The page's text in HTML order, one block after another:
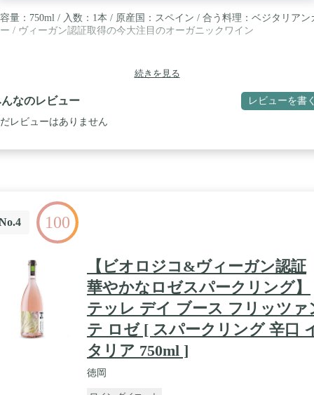
量：750ml / 入数：1本 / 原産国：スペイン / 合う料理：ベジタリアン
/ ヴィーガン認証取得の今大注目のオーガニックワイン
続きを見る
なのレビュー レビューを書
レビューはありません
100
【ビオロジコ&ヴィーガン認証
華やかなロゼスパークリング】
テッレ デイ ブース フリッツァ
テ ロゼ [ スパークリング 辛口
タリア 750ml ]
徳岡